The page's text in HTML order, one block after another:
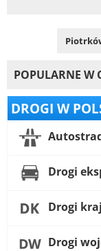
POPULARNE W
DROGI W
Drogi
Drogi
Drogi